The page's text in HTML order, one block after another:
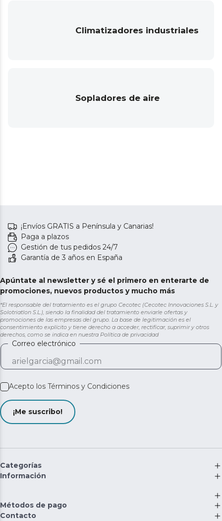
Climatizadores industriales
Sopladores de aire
¡Envíos GRATIS a Península y Canarias!
Paga a plazos
Gestión de tus pedidos 24/7
Garantía de 3 años en España
Apúntate al newsletter y sé el primero en enterarte de
promociones, nuevos productos y mucho más
*El responsable del tratamiento es el grupo Cecotec (Cecotec Innovaciones S.L. y
Solotriatlon S.L.), siendo la finalidad del tratamiento enviarle ofertas y
promociones de las empresas del grupo. La base de legitimación es el
consentimiento explícito y tiene derecho a acceder, rectificar, suprimir y otros
derechos, como se indica en nuestra Política de privacidad
Correo electrónico
Acepto los Términos y Condiciones
¡Me suscribo!
Categorías
Información
Métodos de pago
Contacto